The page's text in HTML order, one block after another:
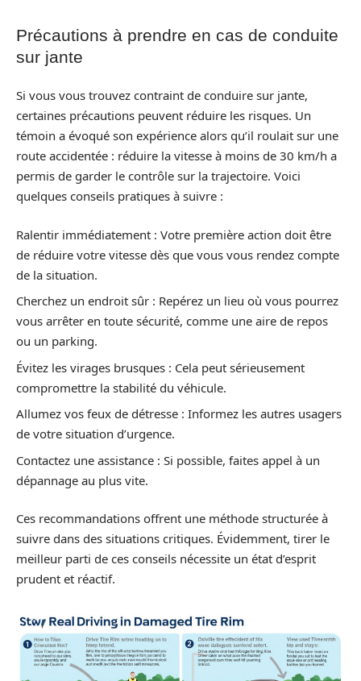
Précautions à prendre en cas de conduite
sur jante
Si vous vous trouvez contraint de conduire sur jante,
certaines précautions peuvent réduire les risques. Un
témoin a évoqué son expérience alors qu’il roulait sur une
route accidentée : réduire la vitesse à moins de 30 km/h a
permis de garder le contrôle sur la trajectoire. Voici
quelques conseils pratiques à suivre :
Ralentir immédiatement : Votre première action doit être
de réduire votre vitesse dès que vous vous rendez compte
de la situation.
Cherchez un endroit sûr : Repérez un lieu où vous pourrez
vous arrêter en toute sécurité, comme une aire de repos
ou un parking.
Évitez les virages brusques : Cela peut sérieusement
compromettre la stabilité du véhicule.
Allumez vos feux de détresse : Informez les autres usagers
de votre situation d’urgence.
Contactez une assistance : Si possible, faites appel à un
dépannage au plus vite.
Ces recommandations offrent une méthode structurée à
suivre dans des situations critiques. Évidemment, tirer le
meilleur parti de ces conseils nécessite un état d’esprit
prudent et réactif.